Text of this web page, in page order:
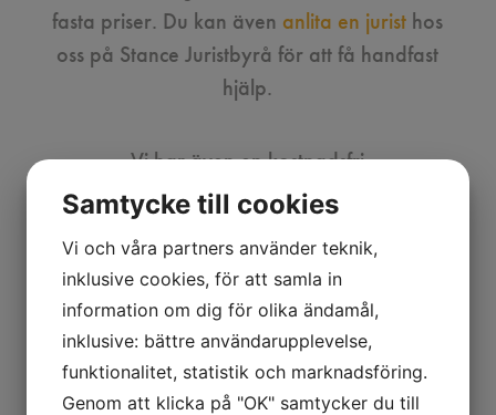
fasta priser. Du kan även anlita en jurist hos
oss på Stance Juristbyrå för att få handfast
hjälp.
Vi har även en kostnadsfri
rådgivningsplattform som
Juristjouren
kostnadsfri inledande juridisk rådgivning
varje vardag mellan 09.00-17.00. På
hemsidan kan du även hitta svar på många
vanliga frågor inomfamiljerätt,
arvsrätt och
bostadsjuridikochjuridik för småföretagare
Samtycke till cookies
Vi och våra partners använder teknik,
inklusive cookies, för att samla in
information om dig för olika ändamål,
inklusive: bättre användarupplevelse,
funktionalitet, statistik och marknadsföring.
Genom att klicka på "OK" samtycker du till